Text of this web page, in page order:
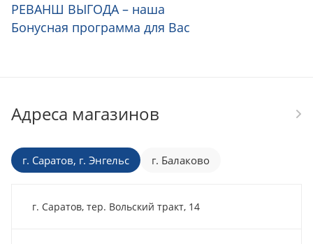
РЕВАНШ ВЫГОДА – наша
Бонусная программа для Вас
Адреса магазинов
г. Саратов, г. Энгельс г. Балаково
г. Саратов, тер. Вольский тракт, 14